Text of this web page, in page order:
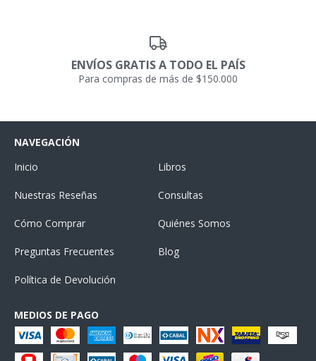
ENVÍOS GRATIS A TODO EL PAÍS
Para compras de más de $150.000
NAVEGACIÓN
Inicio
Libros
Nuestras Reseñas Consultas
Cómo Comprar Quiénes Somos
Preguntas Frecuentes Blog
Política de Devolución
MEDIOS DE PAGO